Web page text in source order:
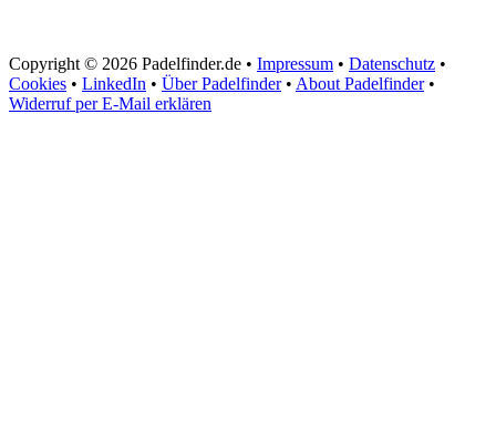
Copyright © 2026 Padelfinder.de • Impressum • Datenschutz •
Cookies • LinkedIn • Über Padelfinder• About Padelfinder•
Widerruf per E-Mail erklären